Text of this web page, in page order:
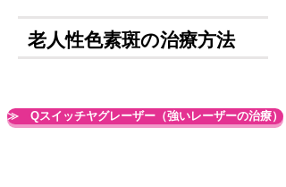
​老人性色素斑の治療方法
≫ Qスイッチヤグレーザー（強いレーザーの治療）